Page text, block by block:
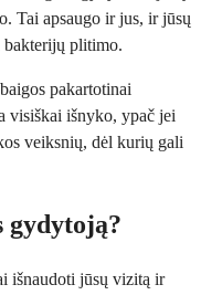
Tai apsaugo ir jus, ir jūsų
bakterijų plitimo.
pakartotinai
visiškai išnyko, ypač jei
veiksnių, dėl kurių gali
gydytoją?
išnaudoti jūsų vizitą ir